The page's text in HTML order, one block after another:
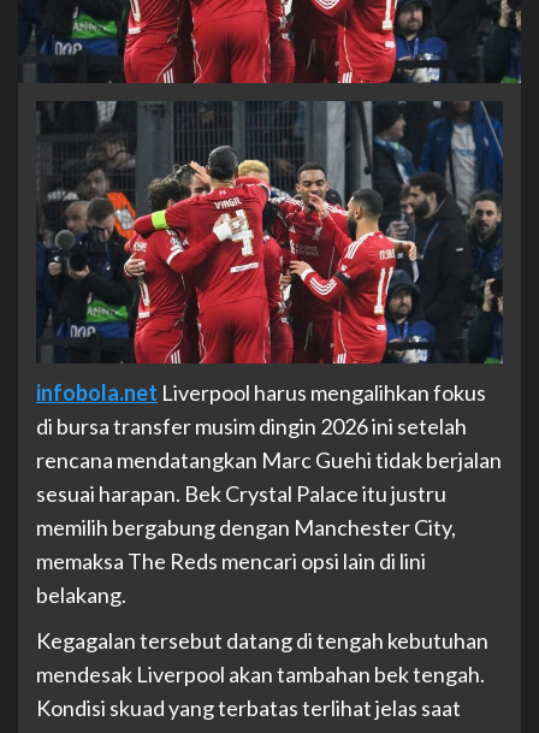
infobola.net Liverpool harus mengalihkan fokus
di bursa transfer musim dingin 2026 ini setelah
rencana mendatangkan Marc Guehi tidak berjalan
sesuai harapan. Bek Crystal Palace itu justru
memilih bergabung dengan Manchester City,
memaksa The Reds mencari opsi lain di lini
belakang.
Kegagalan tersebut datang di tengah kebutuhan
mendesak Liverpool akan tambahan bek tengah.
Kondisi skuad yang terbatas terlihat jelas saat